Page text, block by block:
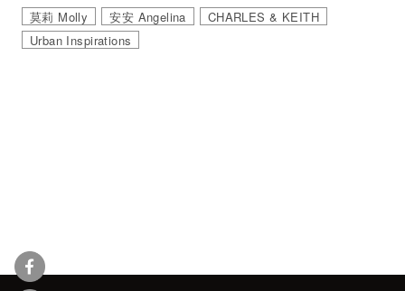
莫莉 Molly 安安 Angelina
CHARLES & KEITH
Urban Inspirations